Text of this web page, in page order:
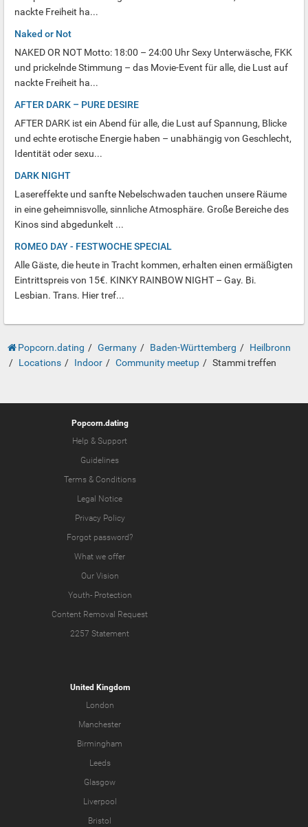
nackte Freiheit ha...
Naked or Not
NAKED OR NOT Motto: 18:00 – 24:00 Uhr Sexy Unterwäsche, FKK
und prickelnde Stimmung – das Movie-Event für alle, die Lust auf
nackte Freiheit ha...
AFTER DARK – PURE DESIRE
AFTER DARK ist ein Abend für alle, die Lust auf Spannung, Blicke
und echte erotische Energie haben – unabhängig von Geschlecht,
Identität oder sexu...
DARK NIGHT
Lasereffekte und sanfte Nebelschwaden tauchen unsere Räume
in eine geheimnisvolle, sinnliche Atmosphäre. Große Bereiche des
Kinos sind abgedunkelt ...
ROMEO DAY - FESTWOCHE SPECIAL
Alle Gäste, die heute in Tracht kommen, erhalten einen ermäßigten
Eintrittspreis von 15€. KINKY RAINBOW NIGHT – Gay. Bi.
Lesbian. Trans. Hier tref...
Popcorn.dating Germany Baden-Württemberg
Heilbronn
Locations
Indoor Community meetup Stammi treffen
Popcorn.dating
Help & Support
Guidelines
Terms & Conditions
Legal Notice
Privacy Policy
Forgot password?
What we offer
Our Vision
Youth- Protection
Content Removal Request
2257 Statement
United Kingdom
London
Manchester
Birmingham
Leeds
Glasgow
Liverpool
Bristol